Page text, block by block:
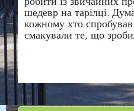
шедевр на тарілці.
кожному хто
смакували те, що